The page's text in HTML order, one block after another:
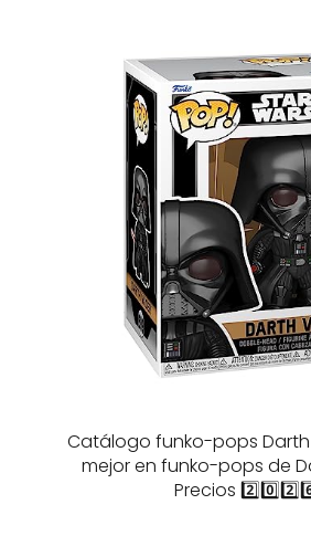
Catálogo funko-pops
mejor en funko-pops de
Precios